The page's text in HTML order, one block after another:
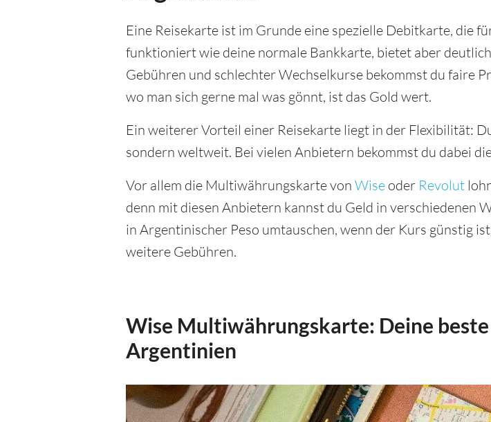
Eine Reisekarte ist im Grunde eine spezielle Debitkarte, die
funktioniert wie deine normale Bankkarte, bietet aber
Gebühren und schlechter Wechselkurse bekommst du faire
wo man sich gerne mal was gönnt, ist das Gold wert.
Ein weiterer Vorteil einer Reisekarte liegt in der Flexibilität:
sondern weltweit. Bei vielen Anbietern bekommst du dabei
Vor allem die Multiwährungskarte von Wise oder Revolut
denn mit diesen Anbietern kannst du Geld in verschiedenen
in Argentinischer Peso umtauschen, wenn der Kurs günstig
weitere Gebühren.
Wise Multiwährungskarte: Deine
Argentinien